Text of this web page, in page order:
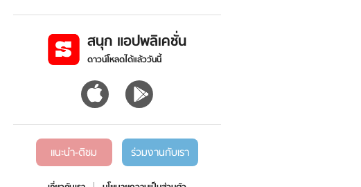
สนุก แอปพลิเคชั่น
ดาวน์โหลดได้แล้ววันนี้
แนะนำ-ติชม ร่วมงานกับเรา